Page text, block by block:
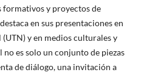
formativos y proyectos de
en sus presentaciones en
y en medios culturales y
es solo un conjunto de piezas
de diálogo, una invitación a